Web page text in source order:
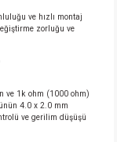
ve hızlı montaj
zorluğu ve
ve 1k ohm (1000 ohm)
4.0 x 2.0 mm
ve gerilim düşüşü